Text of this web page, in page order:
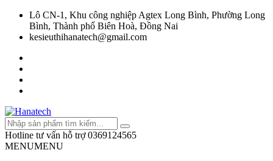
Lô CN-1, Khu công nghiệp Agtex Long Bình, Phường Long
Bình, Thành phố Biên Hoà, Đồng Nai
kesieuthihanatech@gmail.com
Hotline tư vấn hỗ trợ 0369124565
MENUMENU